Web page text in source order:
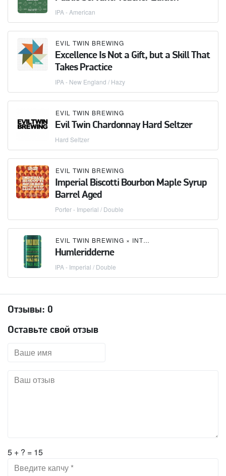
IPA - American
EVIL TWIN BREWING
Excellence Is Not a Gift, but a Skill That
Takes Practice
IPA - New England / Hazy
EVIL TWIN BREWING
Evil Twin Chardonnay Hard Seltzer
Hard Seltzer
EVIL TWIN BREWING
Imperial Biscotti Bourbon Maple Syrup
Barrel Aged
Porter - Imperial / Double
EVIL TWIN BREWING × INTERBORO SPIRITS & ALES
Humleridderne
IPA - Imperial / Double
Отзывы: 0
Оставьте свой отзыв
5 + ? = 15